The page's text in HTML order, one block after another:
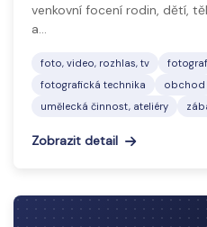
venkovní focení rodin, dětí,
a…
foto, video, rozhlas, tv
fotografická technika
obchod
umělecká činnost, ateliéry
Zobrazit detail